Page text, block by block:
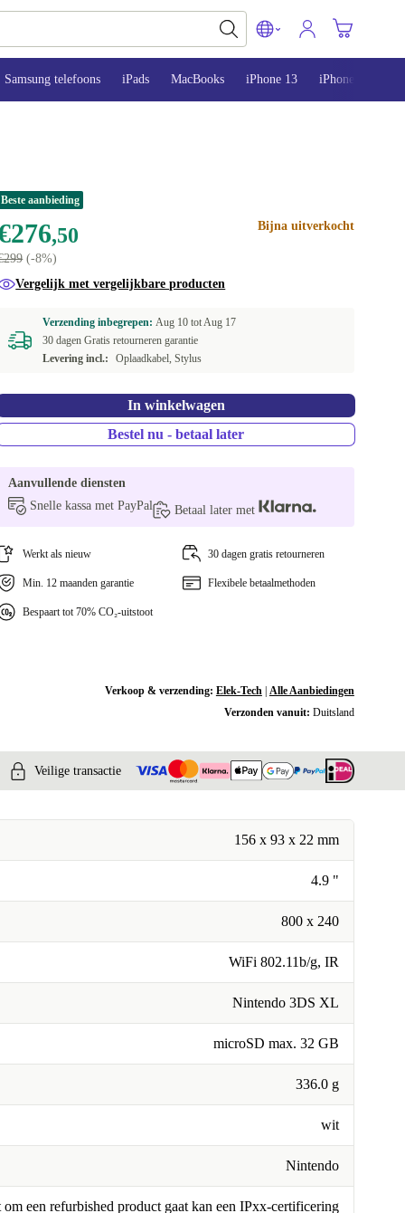
Samsung telefoons iPads MacBooks iPhone 13 iPhone 14
Beste aanbieding
,50
(-8%)
Bijna uitverkocht
Vergelijk met vergelijkbare producten
Verzending inbegrepen:Aug 10 totAug 17
30 dagen Gratis retourneren garantie
Levering incl.:
Oplaadkabel, Stylus
In winkelwagen
Bestel nu - betaal later
Aanvullende diensten
Snelle kassa met PayPal
Betaal later met
Werkt als nieuw 30 dagen gratis retourneren
Min. 12 maanden garantie Flexibele betaalmethoden
Bespaart tot 70% CO₂-uitstoot
Verkoop & verzending: Elek-Tech| Alle Aanbiedingen
Verzonden vanuit: Duitsland
Veilige transactie
156 x 93 x 22 mm
4.9 "
800 x 240
WiFi 802.11b/g, IR
Nintendo 3DS XL
microSD max. 32 GB
336.0 g
wit
Nintendo
om een refurbished product gaat kan een IPxx-certificering